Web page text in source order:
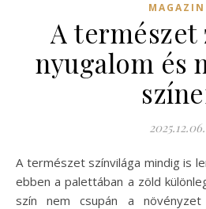
MAGAZIN
A természet
nyugalom és
2025.12.06.
A természet színvilága mindig is lenyűgözte az embert, és
ebben a palettában a zöld
szín nem csupán a növényzet